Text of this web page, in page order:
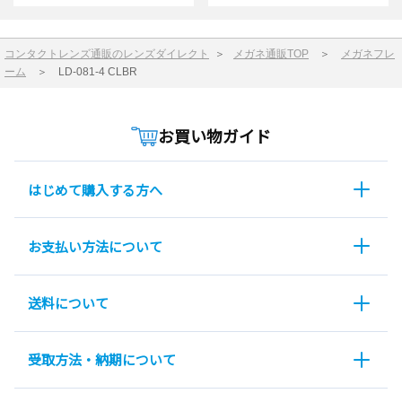
コンタクトレンズ通販のレンズダイレクト ＞ メガネ通販TOP ＞
メガネフレ
ーム
＞ LD-081-4 CLBR
お買い物ガイド
はじめて購入する方へ
お支払い方法について
送料について
受取方法・納期について